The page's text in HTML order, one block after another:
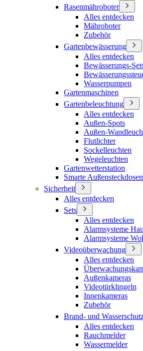
Rasenmähroboter
Alles entdecken
Mähroboter
Zubehör
Gartenbewässerung
Alles entdecken
Bewässerungs-
Wasserpumpen
Gartenmaschinen
Gartenbeleuchtung
Alles entdecken
Außen-Spots
Außen-
Flutlichter
Sockelleuchten
Wegeleuchten
Gartenwetterstation
Smarte Außensteckdosen
Sicherheit
Alles entdecken
Sets
Alles entdecken
Alarmsysteme
Alarmsysteme
Videoüberwachung
Alles entdecken
Außenkameras
Videotürklingeln
Innenkameras
Zubehör
Brand- und
Alles entdecken
Rauchmelder
Wassermelder